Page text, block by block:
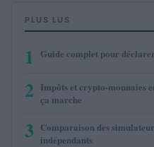
PLUS LUS
1 Guide complet pour
2 Impôts et crypto-monnaies
ça marche
3 Comparaison des
indépendants